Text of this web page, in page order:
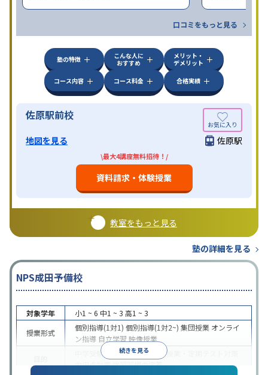
口コミをもっと見る
塾の特徴
こんな人に
おすすめ
メリット・
デメリット
コース内容
コース料金 合格実績
佐原駅前校
地図を見る 佐原駅
\最大4講座無料招待！/
資料請求・体験授業
教室をもっと見る
塾の詳細を見る
NPS成田予備校
続きを見る
対象学年 小1 ~ 6 中1 ~ 3 高1 ~ 3
授業形式
個別指導(1対1) 個別指導(1対2~) 集団授業 オンライ
ン指導 自立学習映像授業
中学受験 高校受験大学受験
授業・定期テスト対策
内申点対策学習習慣の定着